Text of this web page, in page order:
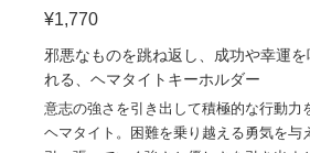
¥1,770
邪悪なものを跳ね返し、成功や幸運
れる、ヘマタイトキーホルダー
意志の強さを引き出して積極的な行動力
ヘマタイト。困難を乗り越える勇気を与